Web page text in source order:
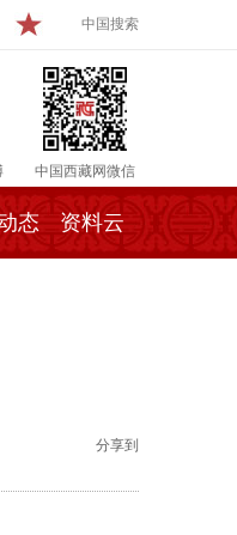
中国搜索
中国西藏网微信
态 资料云
分享到